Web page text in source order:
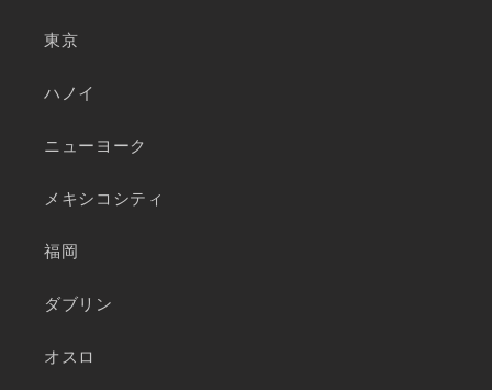
東京
ハノイ
ニューヨーク
メキシコシティ
福岡
ダブリン
オスロ